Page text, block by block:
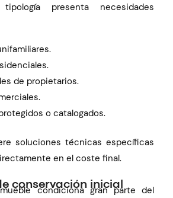
presenta necesidades
de propietarios.
o catalogados.
soluciones técnicas específicas
en el coste final.
conservación inicial
condiciona gran parte del